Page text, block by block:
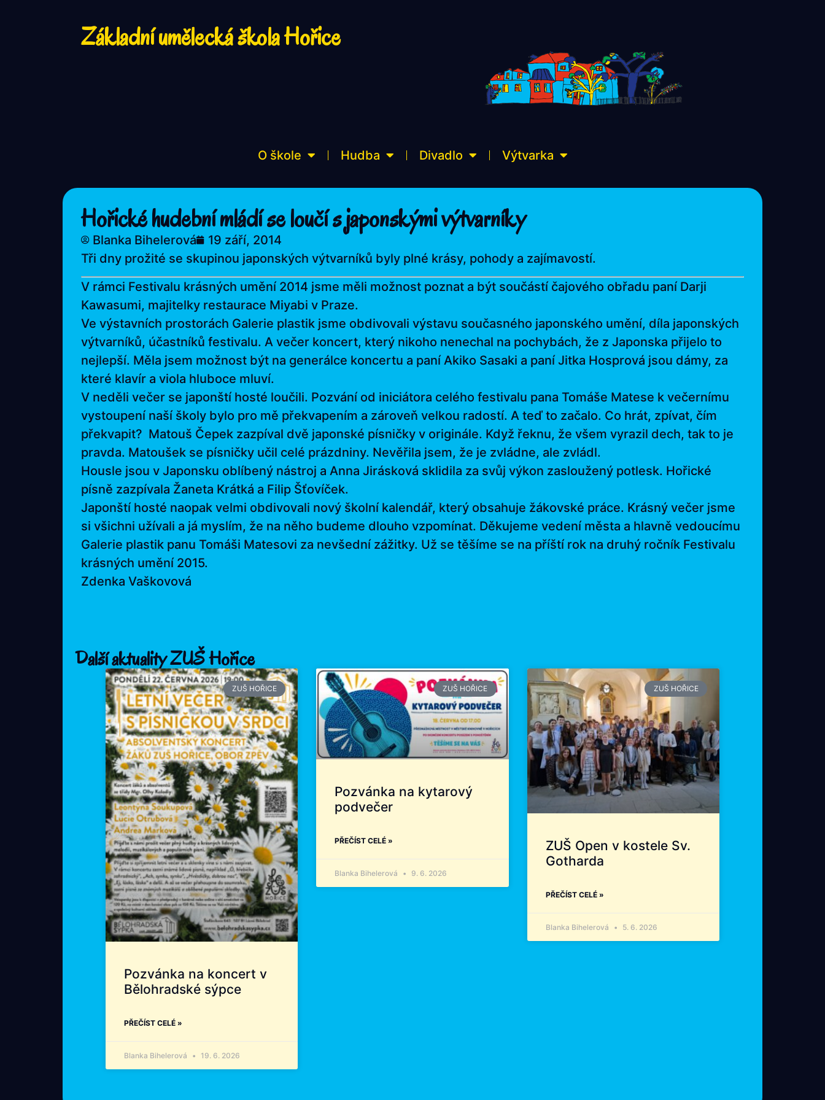
Základní umělecká škola Hořice
O škole Hudba Divadlo Výtvarka
Hořické hudební mládí se loučí s japonskými výtvarníky
Blanka Bihelerová
19 září, 2014
Tři dny prožité se skupinou japonských výtvarníků byly plné krásy, pohody a zajímavostí.
V rámci Festivalu krásných umění 2014 jsme měli možnost poznat a být součástí čajového obřadu paní Darji
Kawasumi, majitelky restaurace Miyabi v Praze.
Ve výstavních prostorách Galerie plastik jsme obdivovali výstavu současného japonského umění, díla japonských
výtvarníků, účastníků festivalu. A večer koncert, který nikoho nenechal na pochybách, že z Japonska přijelo to
nejlepší. Měla jsem možnost být na generálce koncertu a paní Akiko Sasaki a paní Jitka Hosprová jsou dámy, za
které klavír a viola hluboce mluví.
V neděli večer se japonští hosté loučili. Pozvání od iniciátora celého festivalu pana Tomáše Matese k večernímu
vystoupení naší školy bylo pro mě překvapením a zároveň velkou radostí. A teď to začalo. Co hrát, zpívat, čím
překvapit? Matouš Čepek zazpíval dvě japonské písničky v originále. Když řeknu, že všem vyrazil dech, tak to je
pravda. Matoušek se písničky učil celé prázdniny. Nevěřila jsem, že je zvládne, ale zvládl.
Housle jsou v Japonsku oblíbený nástroj a Anna Jirásková sklidila za svůj výkon zasloužený potlesk. Hořické
písně zazpívala Žaneta Krátká a Filip Šťovíček.
Japonští hosté naopak velmi obdivovali nový školní kalendář, který obsahuje žákovské práce. Krásný večer jsme
si všichni užívali a já myslím, že na něho budeme dlouho vzpomínat. Děkujeme vedení města a hlavně vedoucímu
Galerie plastik panu Tomáši Matesovi za nevšední zážitky. Už se těšíme se na příští rok na druhý ročník Festivalu
krásných umění 2015.
Zdenka Vaškovová
Další aktuality ZUŠ Hořice
ZUŠ HOŘICE
Pozvánka na koncert v
Bělohradské sýpce
PŘEČÍST CELÉ »
Blanka Bihelerová 19. 6. 2026
ZUŠ HOŘICE
Pozvánka na kytarový
podvečer
PŘEČÍST CELÉ »
Blanka Bihelerová 9. 6. 2026
ZUŠ HOŘICE
ZUŠ Open v kostele Sv.
Gotharda
PŘEČÍST CELÉ »
Blanka Bihelerová 5. 6. 2026